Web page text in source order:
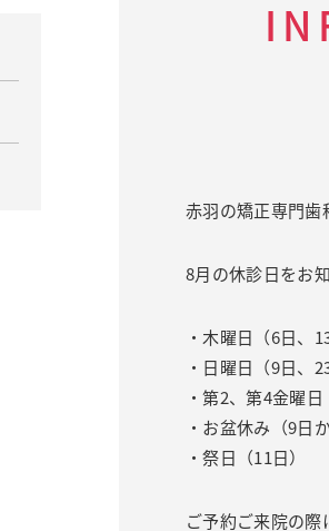
赤羽の矯正専門歯
8月の休診日をお
・木曜日（6日、
・日曜日（9日、
・第2、第4金曜日
・お盆休み（9日
・祭日（11日）
ご予約ご来院の際